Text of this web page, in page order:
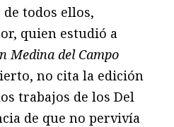
todos ellos,
quien estudió a
Medina del Campo
no cita la edición
trabajos de los Del
de que no pervivía